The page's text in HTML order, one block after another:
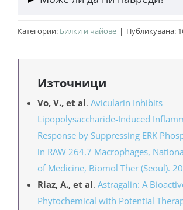
който се приготвя от 1 ч. л. части на
може да се приема преди
Пачата трева може да взаимодейства
пръв път е препоръчително да
реакция.
Категории: Билки и чайове | Публикувана:
Източници
Vo, V., et al. Avicularin Inhibits
Lipopolysaccharide-Induced
Response by Suppressing ERK
in RAW 264.7 Macrophages,
of Medicine, Biomol Ther (Seoul).
Riaz, A., et al. Astragalin: A
Phytochemical with Potential